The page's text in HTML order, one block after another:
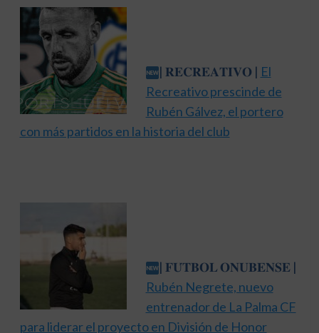
| 𝐑𝐄𝐂𝐑𝐄𝐀𝐓𝐈𝐕𝐎 | El
Recreativo prescinde de
Rubén Gálvez, el portero
con más partidos en la historia del club
| 𝐅𝐔́𝐓𝐁𝐎𝐋 𝐎𝐍𝐔𝐁𝐄𝐍𝐒𝐄 |
Rubén Negrete, nuevo
entrenador de La Palma CF
para liderar el proyecto en División de Honor